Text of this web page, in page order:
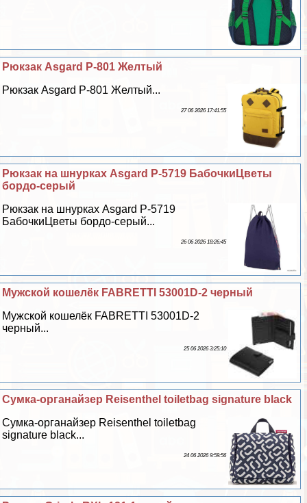
Рюкзак Asgard Р-801 Желтый
Рюкзак Asgard Р-801 Желтый...
27 06 2026 17:41:55
Рюкзак на шнурках Asgard Р-5719 БабочкиЦветы
бордо-серый
Рюкзак на шнурках Asgard Р-5719
БабочкиЦветы бордо-серый...
26 06 2026 18:26:45
Мужской кошелёк FABRETTI 53001D-2 черный
Мужской кошелёк FABRETTI 53001D-2
черный...
25 06 2026 3:25:10
Сумка-органайзер Reisenthel toiletbag signature black
Сумка-органайзер Reisenthel toiletbag
signature black...
24 06 2026 9:59:56